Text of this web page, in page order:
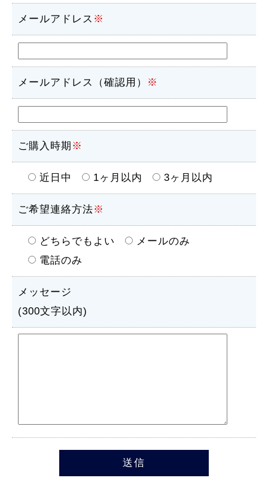
メールアドレス ※
メールアドレス（確認用） ※
ご購入時期 ※
近日中 1ヶ月以内 3ヶ月以内
ご希望連絡方法※
どちらでもよい
メールのみ
電話のみ
メッセージ
(300文字以内)